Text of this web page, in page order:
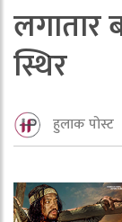
स्थिर
हुलाक पोस्ट